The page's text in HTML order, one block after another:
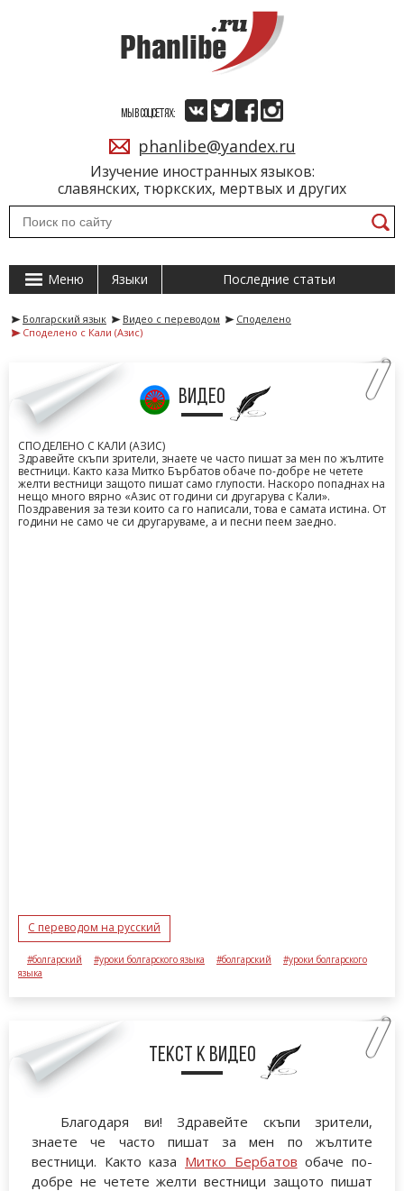
Изучение иностранных языков:
славянских, тюркских, мертвых и других
МЫ В СОЦСЕТЯХ:
phanlibe@yandex.ru
Меню Языки Последние статьи
Болгарский язык Видео с переводом
Споделено
Споделено с Кали (Азис)
видео
СПОДЕЛЕНО С КАЛИ (АЗИС)
Здравейте скъпи зрители, знаете че часто пишат за мен по жълтите
вестници. Както каза Митко Бърбатов обаче по-добре не четете
желти вестници защото пишат само глупости. Наскоро попаднах на
нещо много вярно «Азис от години си другарува с Кали».
Поздравения за тези които са го написали, това е самата истина. От
години не само че си другаруваме, а и песни пеем заедно.
С переводом на русский
#болгарский #уроки болгарского языка #болгарский
#уроки болгарского
языка
Текст к видео
Благодаря ви! Здравейте скъпи зрители,
знаете че часто пишат за мен по жълтите
вестници. Както каза Митко Бербатов обаче по-
добре не четете желти вестници защото пишат